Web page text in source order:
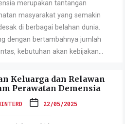
merupakan tantangan
masyarakat yang semakin
di berbagai belahan dunia.
dengan bertambahnya jumlah
kebutuhan akan kebijakan...
Keluarga dan Relawan
Perawatan Demensia
22/05/2025